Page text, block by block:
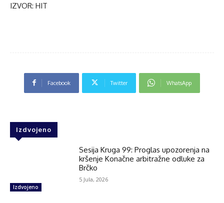
IZVOR: HIT
Facebook Twitter WhatsApp
Izdvojeno
Izdvojeno
Sesija Kruga 99: Proglas upozorenja na
kršenje Konačne arbitražne odluke za
Brčko
5 Jula, 2026